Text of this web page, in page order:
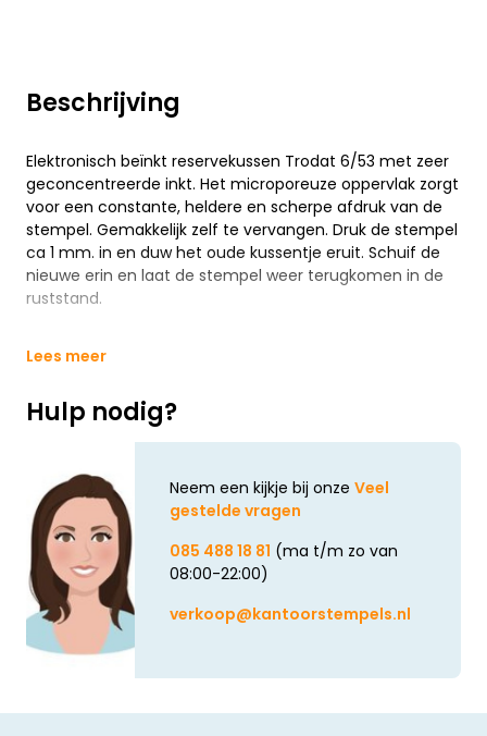
Beschrijving
Elektronisch beïnkt reservekussen Trodat 6/53 met zeer
geconcentreerde inkt. Het microporeuze oppervlak zorgt
voor een constante, heldere en scherpe afdruk van de
stempel. Gemakkelijk zelf te vervangen. Druk de stempel
ca 1 mm. in en duw het oude kussentje eruit. Schuif de
nieuwe erin en laat de stempel weer terugkomen in de
ruststand.
Lees meer
Hulp nodig?
Neem een kijkje bij onze Veel
gestelde vragen
085 488 18 81 (ma t/m zo van
08:00-22:00)
verkoop@kantoorstempels.nl